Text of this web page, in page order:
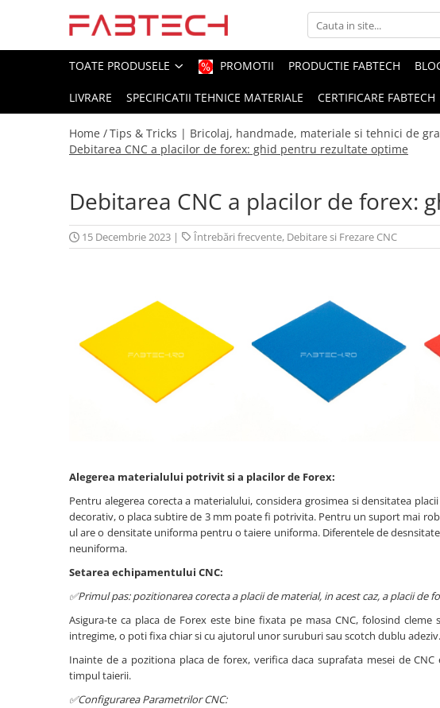
Toate Produsele
Placi de plastic
Produs Configurabil
Placi lemnoase
Cedru / Albasia
TOATE PRODUSELE PROMOTII PRODUCTIE FABTECH
LIVRARE SPECIFICATII TEHNICE MATERIALE CERTIFICARE FABTECH
Home /Tips & Tricks | Bricolaj, handmade, materiale si tehnici de
Debitarea CNC a placilor de forex: ghid pentru rezultate optime
Debitarea CNC a placilor de forex:
15 Decembrie 2023 | Întrebări frecvente, Debitare si Frezare CNC
Alegerea materialului potrivit si a placilor de Forex:
Pentru alegerea corecta a materialului, considera grosimea si densitatea
decorativ, o placa subtire de 3 mm poate fi potrivita. Pentru un suport mai
ul are o densitate uniforma pentru o taiere uniforma. Diferentele de
neuniforma.
Setarea echipamentului CNC:
✅Primul pas: pozitionarea corecta a placii de material, in acest caz, a placii de
Asigura-te ca placa de Forex este bine fixata pe masa CNC, folosind
intregime, o poti fixa chiar si cu ajutorul unor suruburi sau scotch dublu adeziv.
Inainte de a pozitiona placa de forex, verifica daca suprafata mesei de
timpul taierii.
✅Configurarea Parametrilor CNC: